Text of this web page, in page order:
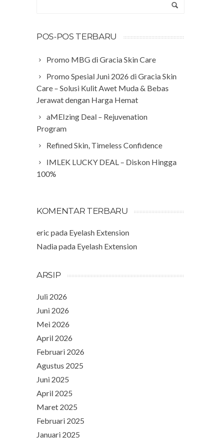
POS-POS TERBARU
Promo MBG di Gracia Skin Care
Promo Spesial Juni 2026 di Gracia Skin
Care – Solusi Kulit Awet Muda & Bebas
Jerawat dengan Harga Hemat
aMEIzing Deal – Rejuvenation
Program
Refined Skin, Timeless Confidence
IMLEK LUCKY DEAL – Diskon Hingga
100%
KOMENTAR TERBARU
eric pada Eyelash Extension
Nadiapada Eyelash Extension
ARSIP
Juli 2026
Juni 2026
Mei 2026
April 2026
Februari 2026
Agustus 2025
Juni 2025
April 2025
Maret 2025
Februari 2025
Januari 2025